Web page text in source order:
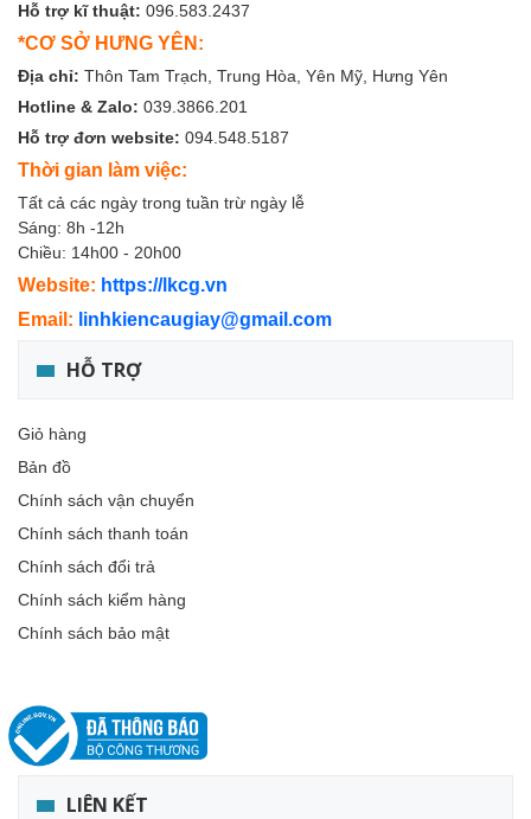
Hỗ trợ kĩ thuật: 096.583.2437
*CƠ SỞ HƯNG YÊN:
Địa chỉ: Thôn Tam Trạch, Trung Hòa, Yên Mỹ, Hưng Yên
Hotline & Zalo: 039.3866.201
Hỗ trợ đơn website: 094.548.5187
Thời gian làm việc:
Tất cả các ngày trong tuần trừ ngày lễ
Sáng: 8h -12h
Chiều: 14h00 - 20h00
Website: https://lkcg.vn
Email: linhkiencaugiay@gmail.com
HỖ TRỢ
Giỏ hàng
Bản đồ
Chính sách vận chuyển
Chính sách thanh toán
Chính sách đổi trả
Chính sách kiểm hàng
Chính sách bảo mật
LIÊN KẾT